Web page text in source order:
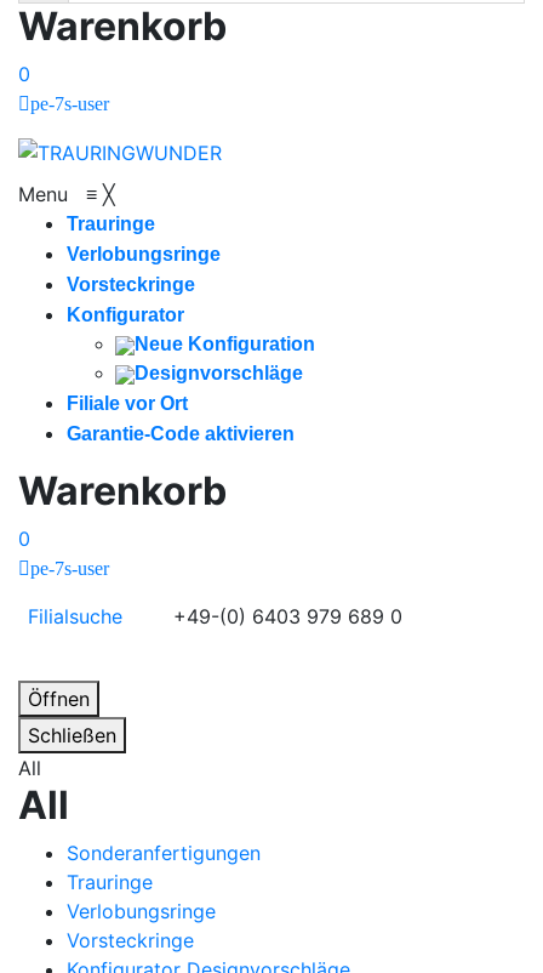
Warenkorb
0
pe-7s-user
Menu ≡ ╳
Trauringe
Verlobungsringe
Vorsteckringe
Konfigurator
Neue Konfiguration
Designvorschläge
Filiale vor Ort
Garantie-Code aktivieren
Warenkorb
0
pe-7s-user
Filialsuche +49-(0) 6403 979 689 0
Öffnen
Schließen
All
All
Sonderanfertigungen
Trauringe
Verlobungsringe
Vorsteckringe